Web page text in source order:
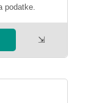
podatke.
⇲